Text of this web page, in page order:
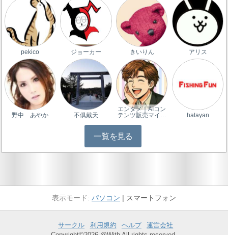
pekico ジョーカー きいりん アリス
野中 あやか 不倶戴天
エンタメ｜AIコン
テンツ販売マイ…
hatayan
一覧を見る
パソコン スマートフォン
サークル 利用規約 ヘルプ
運営会社